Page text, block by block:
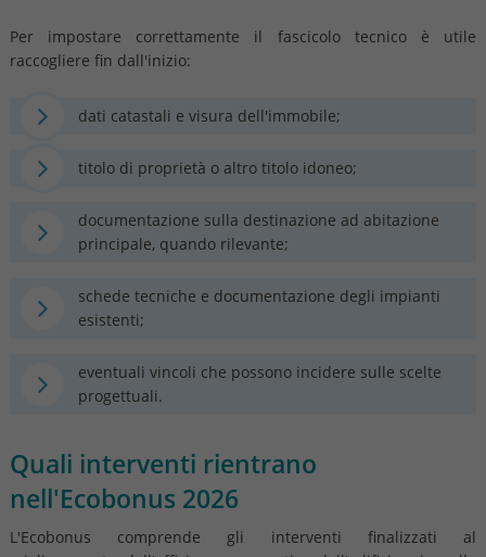
Per impostare correttamente il fascicolo tecnico è utile
raccogliere fin dall'inizio:
dati catastali e visura dell'immobile;
titolo di proprietà o altro titolo idoneo;
documentazione sulla destinazione ad abitazione
principale, quando rilevante;
schede tecniche e documentazione degli impianti
esistenti;
eventuali vincoli che possono incidere sulle scelte
progettuali.
Quali interventi rientrano
nell'Ecobonus 2026
L'Ecobonus comprende gli interventi finalizzati al